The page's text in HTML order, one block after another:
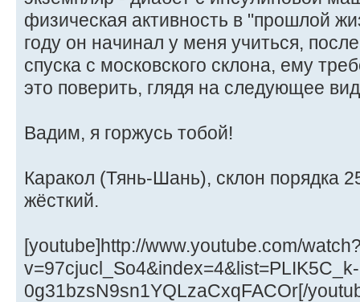
физическая активность в "прошлой
году он начинал у меня учиться,
спуска с московского склона, ему
это поверить, глядя на следующее
Вадим, я горжусь тобой!
Каракол (Тянь-Шань), склон порядка
жёсткий.
[youtube]http://www.youtube.com/
v=97cjucl_So4&index=4&list=PLIK5C_k-
0g31bzsN9sn1YQLzaCxqFACOr[/